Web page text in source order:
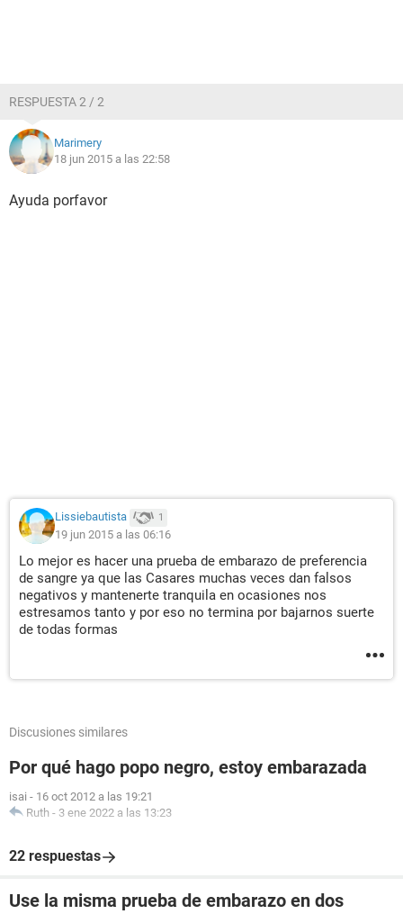
RESPUESTA 2 / 2
Marimery
18 jun 2015 a las 22:58
Ayuda porfavor
Lissiebautista 1
19 jun 2015 a las 06:16
Lo mejor es hacer una prueba de embarazo de preferencia
de sangre ya que las Casares muchas veces dan falsos
negativos y mantenerte tranquila en ocasiones nos
estresamos tanto y por eso no termina por bajarnos suerte
de todas formas
Discusiones similares
Por qué hago popo negro, estoy embarazada
isai - 16 oct 2012 a las 19:21
Ruth - 3 ene 2022 a las 13:23
22 respuestas
Use la misma prueba de embarazo en dos